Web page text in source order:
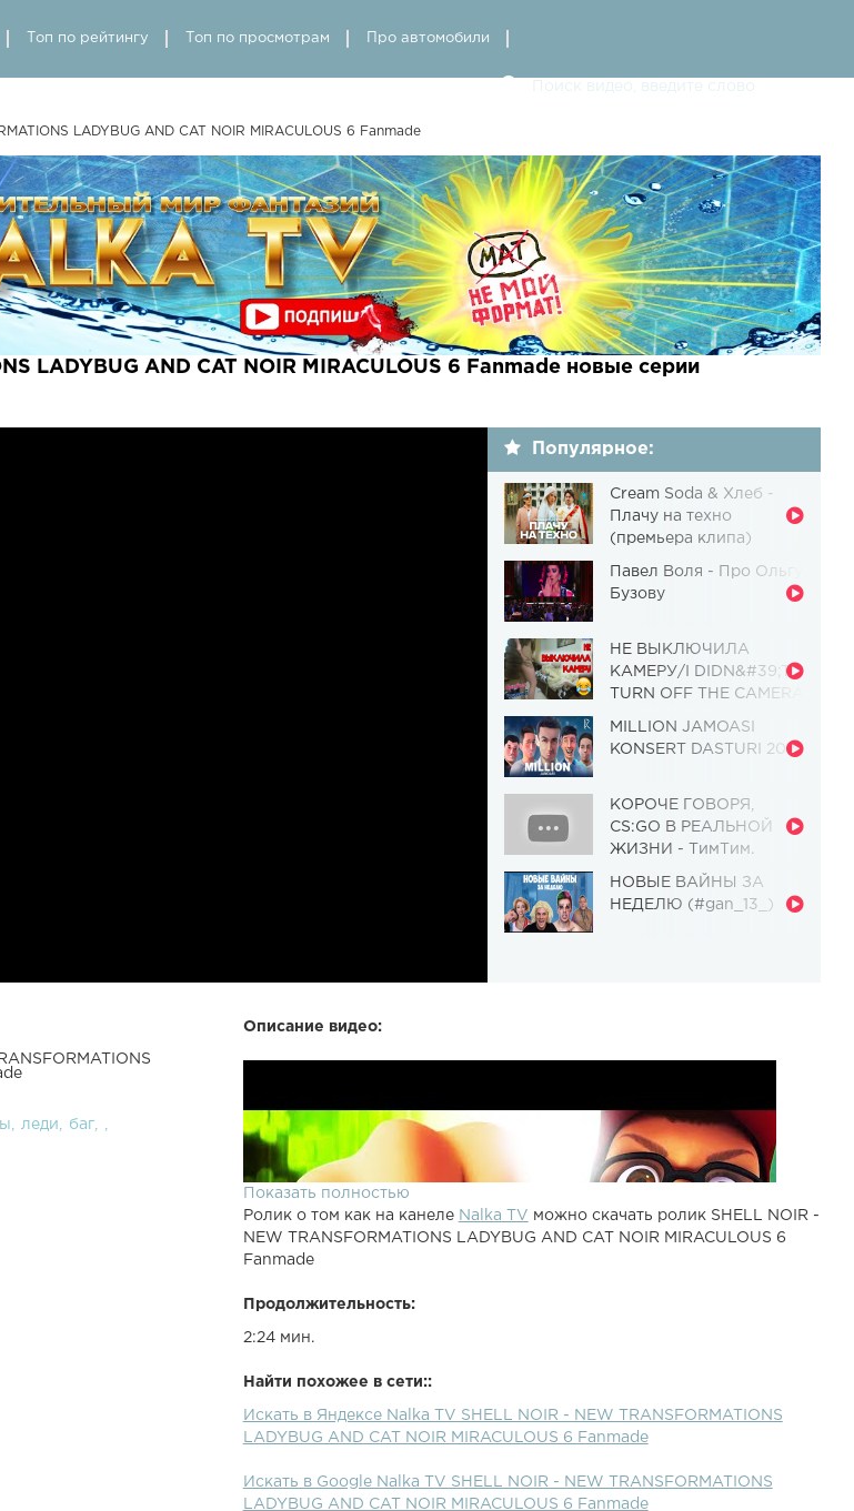
Топ по рейтингу Топ по просмотрам Про автомобили
LADYBUG AND CAT NOIR MIRACULOUS 6 Fanmade
LADYBUG AND CAT NOIR MIRACULOUS 6 Fanmade новые серии
Популярное:
Cream Soda & Хлеб -
Плачу на техно
(премьера клипа)
Павел Воля - Про Ольгу
Бузову
НЕ ВЫКЛЮЧИЛА
КАМЕРУ/I DIDN&#39;T
TURN OFF THE CAMERA
Чудовище] (Выпуск 110)
MILLION JAMOASI
KONSERT DASTURI 2019
КОРОЧЕ ГОВОРЯ,
CS:GO В РЕАЛЬНОЙ
ЖИЗНИ - ТимТим.
НОВЫЕ ВАЙНЫ ЗА
НЕДЕЛЮ (#gan_13_)
Описание видео:
Показать полностью
Ролик о том как на канеле Nalka TV можно скачать ролик SHELL NOIR -
NEW TRANSFORMATIONS LADYBUG AND CAT NOIR MIRACULOUS 6
Fanmade
Продолжительность:
2:24 мин.
Найти похожее в сети::
Искать в Яндексе Nalka TV SHELL NOIR - NEW TRANSFORMATIONS
LADYBUG AND CAT NOIR MIRACULOUS 6 Fanmade
Искать в Google Nalka TV SHELL NOIR - NEW TRANSFORMATIONS
LADYBUG AND CAT NOIR MIRACULOUS 6 Fanmade
леди
баг